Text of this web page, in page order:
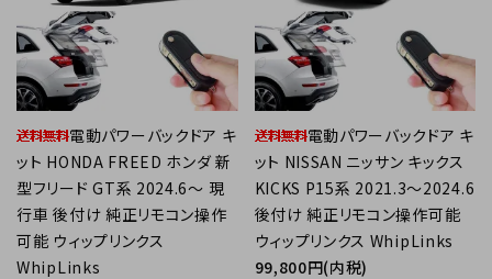
電動パワーバックドア キ
ット HONDA FREED ホンダ 新
型フリード GT系 2024.6～ 現
行車 後付け 純正リモコン操作
可能 ウィップリンクス
WhipLinks
電動パワーバックドア キ
ット NISSAN ニッサン キックス
KICKS P15系 2021.3～2024.6
後付け 純正リモコン操作可能
ウィップリンクス WhipLinks
99,800円(内税)